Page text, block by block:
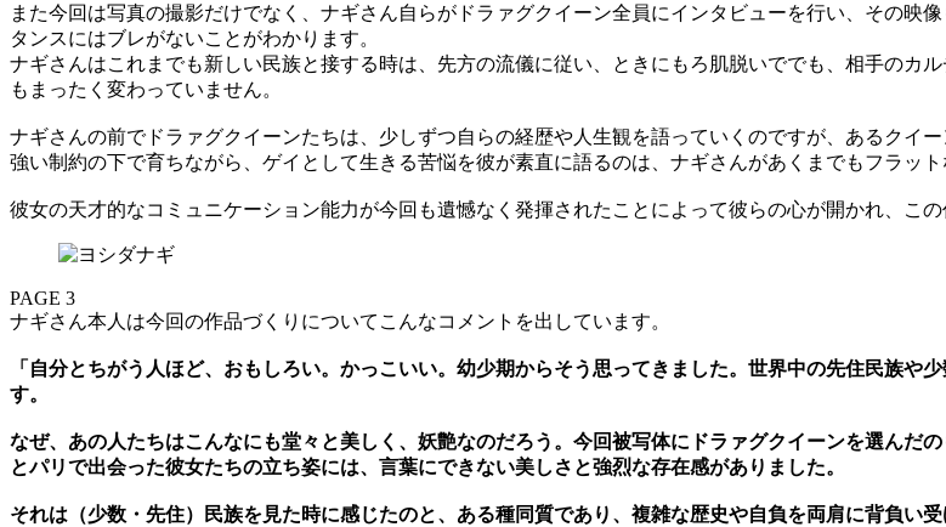
また今回は写真の撮影だけでなく、ナギさん自らがドラァグクイーン全員にインタビューを行い、その映
タンスにはブレがないことがわかります。
ナギさんはこれまでも新しい民族と接する時は、先方の流儀に従い、ときにもろ肌脱いででも、相手のカ
もまったく変わっていません。
ナギさんの前でドラァグクイーンたちは、少しずつ自らの経歴や人生観を語っていくのですが、あるクイ
強い制約の下で育ちながら、ゲイとして生きる苦悩を彼が素直に語るのは、ナギさんがあくまでもフラッ
彼女の天才的なコミュニケーション能力が今回も遺憾なく発揮されたことによって彼らの心が開かれ、こ
PAGE 3
ナギさん本人は今回の作品づくりについてこんなコメントを出しています。
「自分とちがう人ほど、おもしろい。かっこいい。幼少期からそう思ってきました。世界中の先住民族
す。
なぜ、あの人たちはこんなにも堂々と美しく、妖艶なのだろう。今回被写体にドラァグクイーンを選んだ
とパリで出会った彼女たちの立ち姿には、言葉にできない美しさと強烈な存在感がありました。
それは（少数・先住）民族を見た時に感じたのと、ある種同質であり、複雑な歴史や自負を両肩に背負い